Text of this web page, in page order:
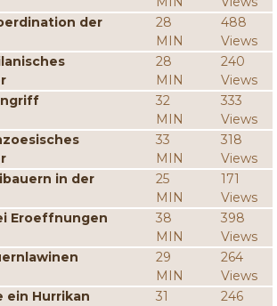
der
28
MIN
488
Views
28
MIN
240
Views
32
MIN
333
Views
33
MIN
318
Views
in der
25
MIN
171
Views
Eroeffnungen
38
MIN
398
Views
29
MIN
264
Views
ein Hurrikan
31
246